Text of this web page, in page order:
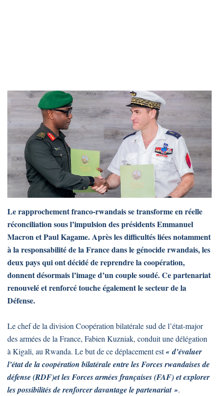
Le rapprochement franco-rwandais se transforme en réelle
réconciliation sous l’impulsion des présidents Emmanuel
Macron et Paul Kagame. Après les difficultés liées notamment
à la responsabilité de la France dans le génocide rwandais, les
deux pays qui ont décidé de reprendre la coopération,
donnent désormais l’image d’un couple soudé. Ce partenariat
renouvelé et renforcé touche également le secteur de la
Défense.
Le chef de la division Coopération bilatérale sud de l’état-major
des armées de la France, Fabien Kuzniak, conduit une délégation
à Kigali, au Rwanda. Le but de ce déplacement est« d’évaluer
l’état de la coopération bilatérale entre les Forces rwandaises de
défense (RDF)et les Forces armées françaises (FAF) et explorer
les possibilités de renforcer davantage le partenariat ».